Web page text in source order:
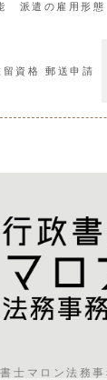
派遣の雇用形態
留資格 郵送申請
士マロン法務